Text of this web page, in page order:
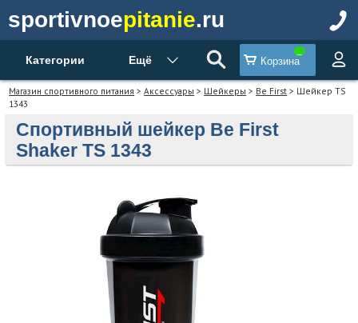
sportivnoepitanie.ru
Категории Ещё Корзина
Магазин спортивного питания >Аксессуары > Шейкеры > Be First > Шейкер TS
1343
Спортивный шейкер Be First
Shaker TS 1343